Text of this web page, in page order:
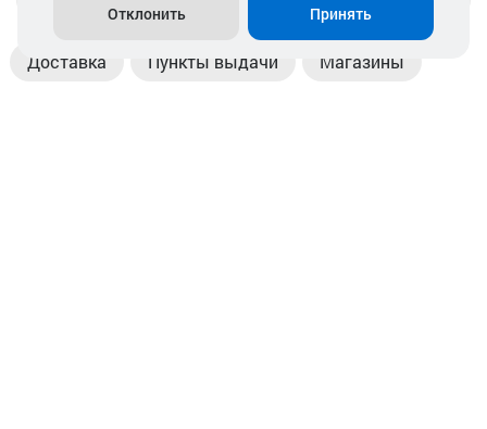
Доставка Пункты выдачи Магазины
Отклонить Принять